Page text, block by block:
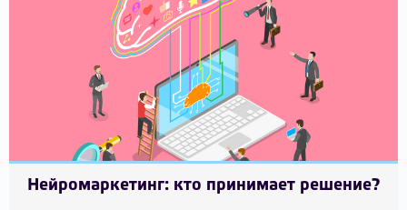
Нейромаркетинг: кто принимает решение?